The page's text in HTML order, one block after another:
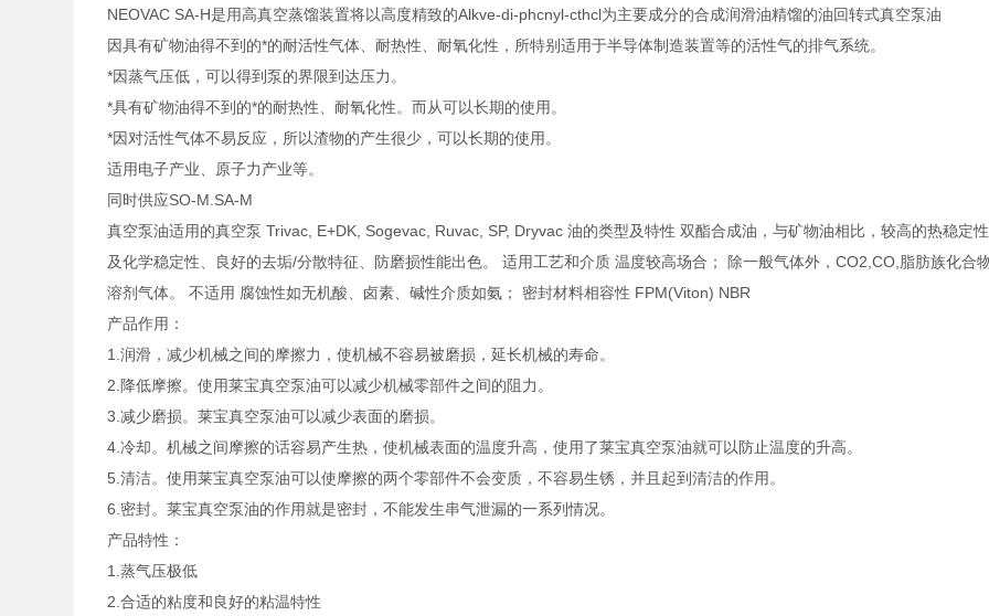
NEOVAC SA-H是用高真空蒸馏装置将以高度精致的Alkve-di-phcnyl-cthcl为主要成分的合成润滑油精馏的油回转式真空泵油
因具有矿物油得不到的*的耐活性气体、耐热性、耐氧化性，所特别适用于半导体制造装置等的活性气的排气系统。
*因蒸气压低，可以得到泵的界限到达压力。
*具有矿物油得不到的*的耐热性、耐氧化性。而从可以长期的使用。
*因对活性气体不易反应，所以渣物的产生很少，可以长期的使用。
适用电子产业、原子力产业等。
同时供应SO-M.SA-M
真空泵油适用的真空泵 Trivac, E+DK, Sogevac, Ruvac, SP, Dryvac 油的类型及特性 双酯合成油，与矿物油相比，较高的热稳定
及化学稳定性、良好的去垢/分散特征、防磨损性能出色。 适用工艺和介质 温度较高场合； 除一般气体外，CO2,CO,脂肪族化合
溶剂气体。 不适用 腐蚀性如无机酸、卤素、碱性介质如氨； 密封材料相容性 FPM(Viton) NBR
产品作用：
1.润滑，减少机械之间的摩擦力，使机械不容易被磨损，延长机械的寿命。
2.降低摩擦。使用莱宝真空泵油可以减少机械零部件之间的阻力。
3.减少磨损。莱宝真空泵油可以减少表面的磨损。
4.冷却。机械之间摩擦的话容易产生热，使机械表面的温度升高，使用了莱宝真空泵油就可以防止温度的升高。
5.清洁。使用莱宝真空泵油可以使摩擦的两个零部件不会变质，不容易生锈，并且起到清洁的作用。
6.密封。莱宝真空泵油的作用就是密封，不能发生串气泄漏的一系列情况。
产品特性：
1.蒸气压极低
2.合适的粘度和良好的粘温特性